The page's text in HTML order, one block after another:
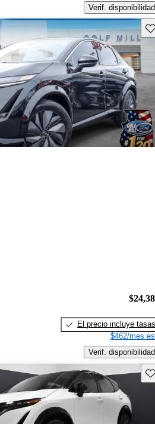
Verif. disponibilidad
El precio incluye tasas
$462/mes
Verif. disponibilidad